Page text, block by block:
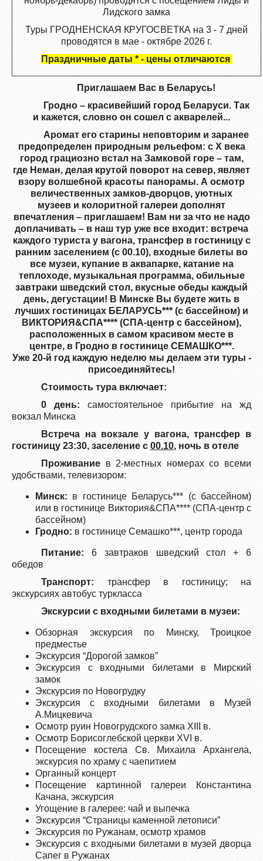
Лидского замка
Туры ГРОДНЕНСКАЯ КРУГОСВЕТКА на 3 - 7 дней
проводятся в мае - октябре 2026 г.
Праздничные даты * - цены отличаются
Приглашаем Вас в Беларусь!
Грод­но – красивейший город Беларуси. Так
и кажется, словно он сошел с акварелей...
Аромат его старины неповторим и заранее
предопределен природным рельефом: с Х века
город грациозно встал на Замковой горе – там,
где Неман, делая крутой поворот на север, являет
взору волшебной красоты панорамы. А осмотр
величественных замков-дворцов, уютных
музеев и колоритной галереи дополнят
впечатления – приглашаем! Вам ни за что не надо
доплачивать – в наш тур уже все входит: встреча
каждого туриста у вагона, трансфер в гостиницу с
ранним заселением (с 00.10), входные билеты во
все музеи, купание в аквапарке, катание на
теплоходе, музыкальная программа, обильные
завтраки шведский стол, вкусные обеды каждый
день, дегустации! В Минске Вы будете жить в
лучших гостиницах БЕЛАРУСЬ*** (с бассейном) и
ВИКТОРИЯ&СПА**** (СПА-центр с бассейном),
расположенных в самом красивом месте в
центре, вГродно в гостинице СЕМАШКО***.
Уже 20-й год каждую неделю мы делаем эти туры -
присоединяйтесь!
Стоимость тура включает:
0 день: самостоятельное прибытие на жд
вокзал Минска
Встреча на вокзале у вагона, трансфер в
гостиницу 23:30, заселение с 00.10, ночь в отеле
Проживание в 2-местных номерах со всеми
удобствами, телевизором:
Минск: в гостинице Беларусь*** (с бассейном)
или в гостинице Виктория&СПА**** (СПА-центр с
бассейном)
Гродно: в гостинице Семашко***, центр города
Питание: 6 завтраков шведский стол + 6
обедов
Транспорт: трансфер в гостиницу; на
экскурсиях автобус туркласса
Экскурсии с входными билетами в музеи:
Обзорная экскурсия по Минску, Троицкое
предместье
Экскурсия “Дорогой замков”
Экскурсия с входными билетами в Мирский
замок
Экскурсия по Новогрудку
Экскурсия с входными билетами в Музей
А.Мицкевича
Осмотр руин Новогрудского замка ХIII в.
Осмотр Борисоглебской церкви XVI в.
Посещение костела Св. Михаила Архангела,
экскурсия по храму с чаепитием
Органный концерт
Посещение картинной галереи Константина
Качана, экскурсия
Угощение в галерее: чай и выпечка
Экскурсия “Страницы каменной летописи”
Экскурсия по Ружанам, осмотр храмов
Экскурсия с входными билетами в музей дворца
Сапег в Ружанах